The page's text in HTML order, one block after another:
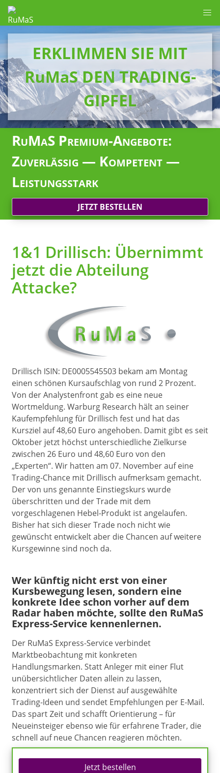
ERKLIMMEN SIE MIT
RuMaS DEN TRADING-
GIPFEL
RuMaS Premium-Angebote:
Zuverlässig — Kompetent —
Leistungsstark
JETZT BESTELLEN
1&1 Drillisch: Übernimmt
jetzt die Abteilung
Attacke?
Drillisch ISIN: DE0005545503 bekam am Montag
einen schönen Kursaufschlag von rund 2 Prozent.
Von der Analystenfront gab es eine neue
Wortmeldung. Warburg Research hält an seiner
Kaufempfehlung für Drillisch fest und hat das
Kursziel auf 48,60 Euro angehoben. Damit gibt es seit
Oktober jetzt höchst unterschiedliche Zielkurse
zwischen 26 Euro und 48,60 Euro von den
„Experten“. Wir hatten am 07. November auf eine
Trading-Chance mit Drillisch aufmerksam gemacht.
Der von uns genannte Einstiegskurs wurde
überschritten und der Trade mit dem
vorgeschlagenen Hebel-Produkt ist angelaufen.
Bisher hat sich dieser Trade noch nicht wie
gewünscht entwickelt aber die Chancen auf weitere
Kursgewinne sind noch da.
Wer künftig nicht erst von einer
Kursbewegung lesen, sondern eine
konkrete Idee schon vorher auf dem
Radar haben möchte, sollte den RuMaS
Express-Service kennenlernen.
Der RuMaS Express-Service verbindet
Marktbeobachtung mit konkreten
Handlungsmarken. Statt Anleger mit einer Flut
unübersichtlicher Daten allein zu lassen,
konzentriert sich der Dienst auf ausgewählte
Trading-Ideen und sendet Empfehlungen per E-Mail.
Das spart Zeit und schafft Orientierung – für
Neueinsteiger ebenso wie für erfahrene Trader, die
schnell auf neue Chancen reagieren möchten.
Jetzt bestellen